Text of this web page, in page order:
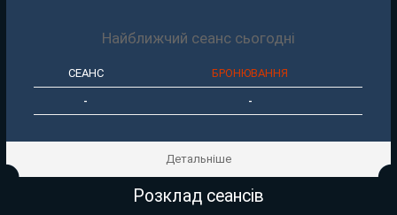
Найближчий сеанс сьогодні
СЕАНС БРОНЮВАННЯ
- -
Детальніше
Розклад сеансів